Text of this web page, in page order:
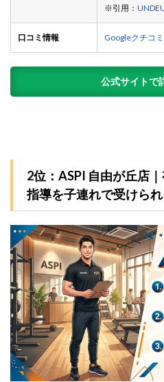
※引用：
口コミ情報 Googleクチコミ
公式サイトで
2位：ASPI 自由が丘店
指導を子連れで受けら